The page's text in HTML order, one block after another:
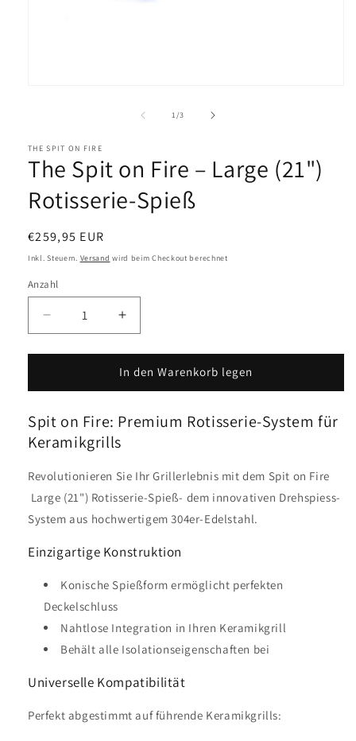
1/von
3
THE SPIT ON FIRE
The Spit on Fire – Large (21")
Rotisserie-Spieß
Normaler
Preis
€259,95 EUR
Inkl. Steuern. Versand wird beim Checkout berechnet
Anzahl
Verringere
die
Menge
The
on
Fire
Large
Rotisserie-
Spieß
Erhöhe
die
Menge
für
The
on
Large
Rotisserie-
Spieß
In den Warenkorb legen
Spit on Fire: Premium Rotisserie-System für
Keramikgrills
Revolutionieren Sie Ihr Grillerlebnis mit dem Spit on Fire
Large (21") Rotisserie-Spieß- dem innovativen Drehspiess-
System aus hochwertigem 304er-Edelstahl.
Einzigartige Konstruktion
Konische Spießform ermöglicht perfekten
Deckelschluss
Nahtlose Integration in Ihren Keramikgrill
Behält alle Isolationseigenschaften bei
Universelle Kompatibilität
Perfekt abgestimmt auf führende Keramikgrills: